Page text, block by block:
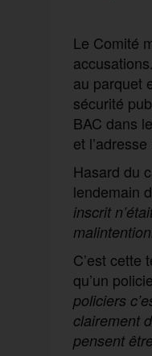
Le Comité
au parquet
sécurité
BAC dans
et
Hasard du
lendemain
inscrit
C’est cette
qu’un
policiers
clairement
pensent